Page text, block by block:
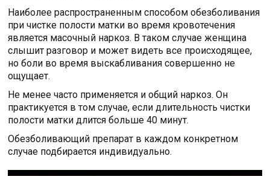
Наиболее распространенным способом обезболивания
при чистке полости матки во время кровотечения
является масочный наркоз. В таком случае женщина
слышит разговор и может видеть все происходящее,
но боли во время выскабливания совершенно не
ощущает.
Не менее часто применяется и общий наркоз. Он
практикуется в том случае, если длительность чистки
полости матки длится больше 40 минут.
Обезболивающий препарат в каждом конкретном
случае подбирается индивидуально.